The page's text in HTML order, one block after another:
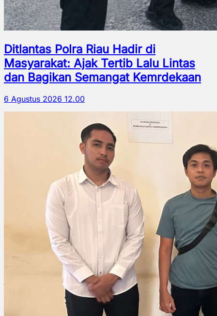
Ditlantas Polra Riau Hadir di
Masyarakat: Ajak Tertib Lalu Lintas
dan Bagikan Semangat Kemrdekaan
6 Agustus 2026 12.00